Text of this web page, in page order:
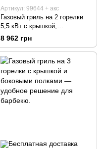
Артикул: 99644 + акс
Газовый гриль на 2 горелки
5,5 кВт с крышкой,
термометром и боковыми
полками
8 962 грн